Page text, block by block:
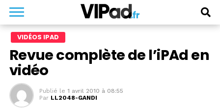
VIDÉOS IPAD
Revue complète de l’iPAd en
vidéo
Publié le 1 avril 2010 à 08:55
Par LL2048-GANDI